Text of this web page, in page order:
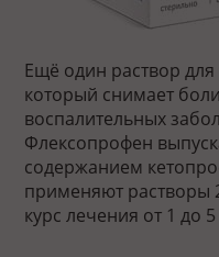
Ещё один раствор
который снимает
воспалительных
Флексопрофен
содержанием
применяют растворы
курс лечения от 1 до